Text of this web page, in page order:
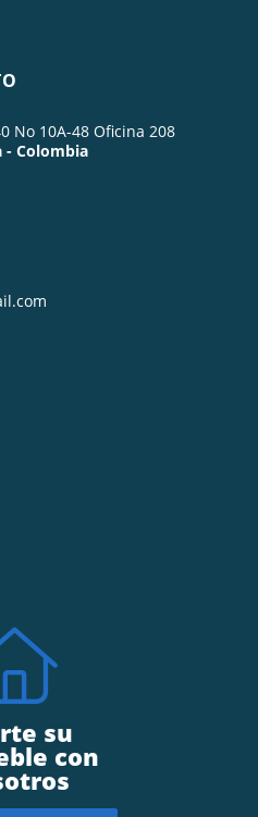
No 10A-48 Oficina 208
- Colombia
su
con